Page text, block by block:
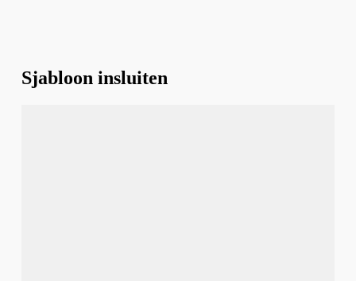
Sjabloon insluiten